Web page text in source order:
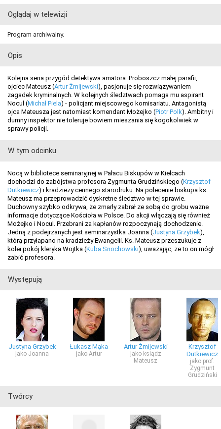
Oglądaj w telewizji
Program archiwalny.
Opis
Kolejna seria przygód detektywa amatora. Proboszcz małej parafii,
ojciec Mateusz (Artur Żmijewski), pasjonuje się rozwiązywaniem
zagadek kryminalnych. W kolejnych śledztwach pomaga mu aspirant
Nocul (Michał Piela) - policjant miejscowego komisariatu. Antagonistą
ojca Mateusza jest natomiast komendant Możejko (Piotr Polk). Ambitny i
dumny inspektor nie toleruje bowiem mieszania się kogokolwiek w
sprawy policji.
W tym odcinku
Nocą w bibliotece seminaryjnej w Pałacu Biskupów w Kielcach
dochodzi do zabójstwa profesora Zygmunta Grudzińskiego (Krzysztof
Dutkiewicz) i kradzieży cennego starodruku. Na polecenie biskupa ks.
Mateusz ma przeprowadzić dyskretne śledztwo w tej sprawie.
Duchowny szybko odkrywa, że zmarły zabrał ze sobą do grobu ważne
informacje dotyczące Kościoła w Polsce. Do akcji włączają się również
Możejko i Nocul. Przebrani za kapłanów rozpoczynają dochodzenie.
Jedną z podejrzanych jest seminarzystka Joanna (Justyna Grzybek),
którą przyłapano na kradzieży Ewangelii. Ks. Mateusz przeszukuje z
kolei pokój kleryka Wojtka (Kuba Snochowski), uważając, że to on mógł
zabić profesora.
Występują
Justyna Grzybek
jako Joanna
Łukasz Mąka
jako Artur
Artur Żmijewski
jako ksiądz
Mateusz
Krzysztof
Dutkiewicz
jako prof.
Zygmunt
Grudziński
Twórcy